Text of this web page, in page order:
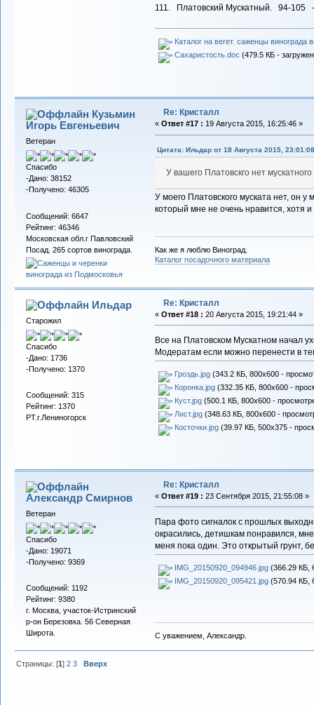
111. Платовский Мускатный. 94-
Каталог на вегет. саженцы винограда
Сахаристость.doc (479.5 КБ -
Кузьмин
Игорь Евгеньевич
Ветеран
Спасибо
-Дано: 38152
-Получено: 46305
Сообщений: 6647
Рейтинг: 46346
Московская обл.г Павловский
Посад. 265 сортов винограда.
Re: Кристалл
« Ответ #17 : 19 Августа 2015, 16:25:46 »
Цитата: Ильдар от 18 Августа 2015, 23:01:08
У вашего Платовскго нет мускатного
У моего Платовского муската нет, он
который мне не очень нравится, хотя
Как же я люблю Виноград.
Каталог посадочного материала
Ильдар
Старожил
Спасибо
-Дано: 1736
-Получено: 1370
Сообщений: 315
Рейтинг: 1370
РТ.г.Лениногорск
Re: Кристалл
« Ответ #18 : 20 Августа 2015, 19:21:44 »
Все на Платовском Мускатном начал
Модератам если можно перенести в
Гроздь.jpg(343.2 КБ, 800x600 -
Коронка.jpg(332.35 КБ, 800x600 -
Куст.jpg(500.1 КБ, 800x600 -
Лист.jpg(348.63 КБ, 800x600 -
Косточки.jpg(39.97 КБ, 500x375 -
Александр Смирнов
Ветеран
Спасибо
-Дано: 19071
-Получено: 9369
Сообщений: 1192
Рейтинг: 9380
г. Москва, участок-Истринский
р-он Березовка. 56 Северная
Широта.
Re: Кристалл
« Ответ #19 : 23 Сентября 2015, 21:55:08 »
Пара фото сигналок с прошлых
окрасились, детишкам понравился,
меня пока один. Это открытый грунт,
IMG_20150920_094946.jpg(366.29 КБ,
IMG_20150920_095421.jpg(570.94 КБ,
С уважением, Александр.
Страницы: [1]2 3 Вверх